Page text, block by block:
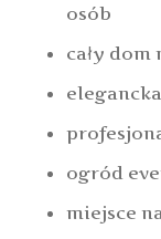
osób
cały dom
ogród
miejsce